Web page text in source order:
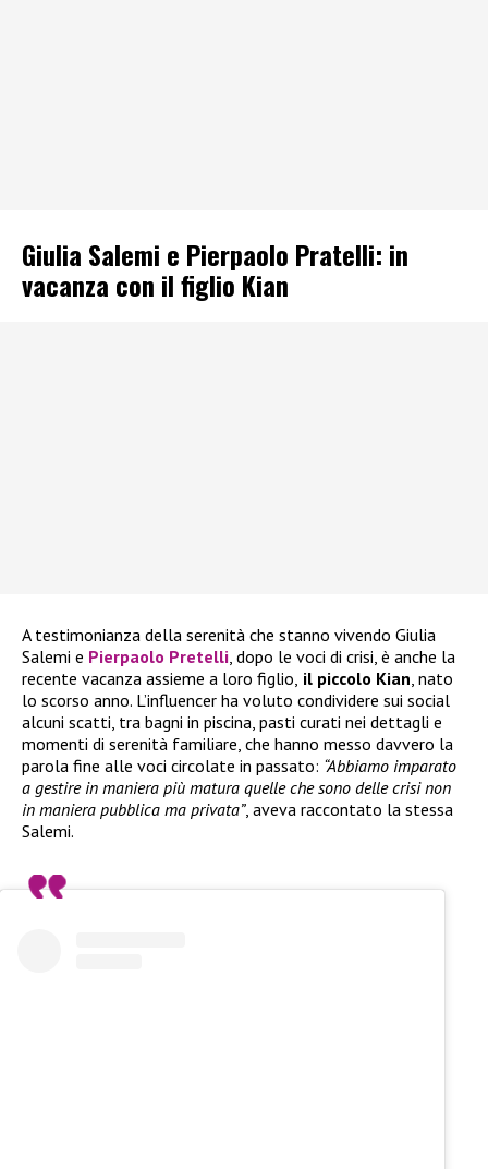
Giulia Salemi e Pierpaolo Pratelli: in
vacanza con il figlio Kian
A testimonianza della serenità che stanno vivendo Giulia
Salemi e Pierpaolo Pretelli , dopo le voci di crisi, è anche la
recente vacanza assieme a loro figlio, il piccolo Kian , nato
lo scorso anno. L’influencer ha voluto condividere sui social
alcuni scatti, tra bagni in piscina, pasti curati nei dettagli e
momenti di serenità familiare, che hanno messo davvero la
parola fine alle voci circolate in passato: “Abbiamo imparato
a gestire in maniera più matura quelle che sono delle crisi non
in maniera pubblica ma privata”, aveva raccontato la stessa
Salemi.